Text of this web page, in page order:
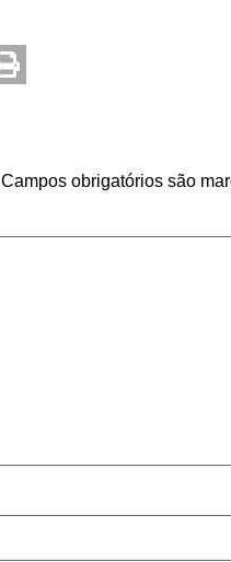
Campos obrigatórios são